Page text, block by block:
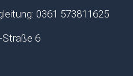
0361 573811625
Straße 6